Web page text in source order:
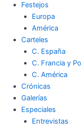
Festejos
Europa
América
Carteles
C. España
C. Francia y
C. América
Crónicas
Galerías
Especiales
Entrevistas